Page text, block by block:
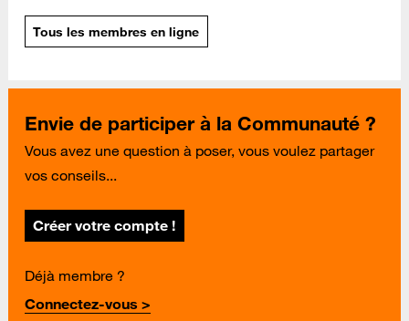
Tous les membres en ligne
Envie de participer à la Communauté ?
Vous avez une question à poser, vous voulez partager
vos conseils...
Créer votre compte !
Déjà membre ?
Connectez-vous >